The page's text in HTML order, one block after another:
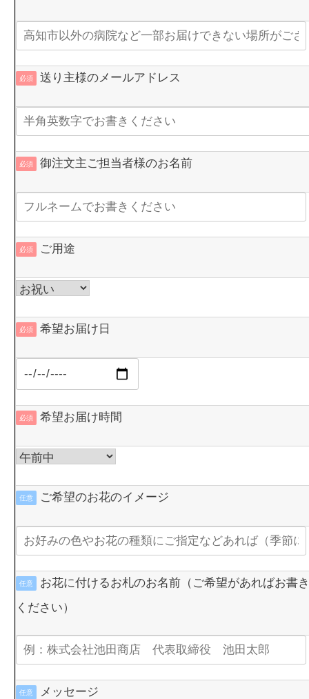
必須 送り主様のメールアドレス
必須 御注文主ご担当者様のお名前
必須 ご用途
必須 希望お届け日
必須 希望お届け時間
任意 ご希望のお花のイメージ
任意
お花に付けるお札のお名前（ご希望があればお書き
ください）
任意 メッセージ